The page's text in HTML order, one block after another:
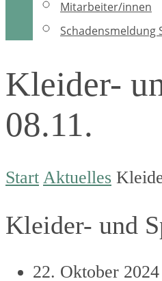
Mitarbeiter/innen
Schadensmeldung
Kleider-
08.11.
Start Aktuelles
Kleider- und
22. Oktober 2024